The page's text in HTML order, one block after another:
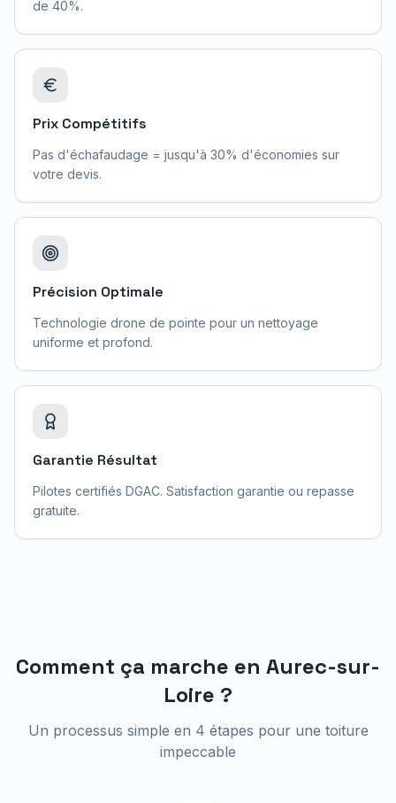
de 40%.
Prix Compétitifs
Pas d'échafaudage = jusqu'à 30% d'économies sur
votre devis.
Précision Optimale
Technologie drone de pointe pour un nettoyage
uniforme et profond.
Garantie Résultat
Pilotes certifiés DGAC. Satisfaction garantie ou repasse
gratuite.
Comment ça marche en Aurec-sur-
Loire ?
Un processus simple en 4 étapes pour une toiture
impeccable